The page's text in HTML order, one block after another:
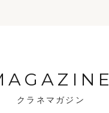
クラネマガジン